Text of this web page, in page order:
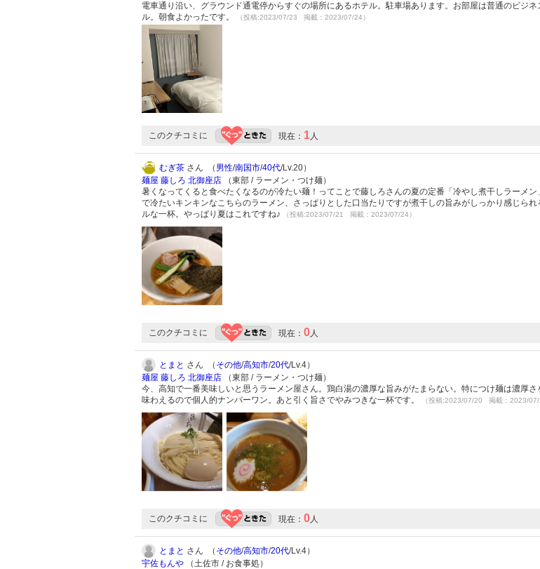
電車通り沿い、グラウンド通電停からすぐの場所にあるホテル。駐車場あります。お部屋は普通のビジネ
ル。朝食よかったです。
（投稿:2023/07/23 掲載：2023/07/24）
このクチコミに 現在： 1人
むぎ茶 さん （ 男性/南国市/40代/Lv.20）
麺屋 藤しろ 北御座店 （東部 / ラーメン・つけ麺）
暑くなってくると食べたくなるのが冷たい麺！ってことで藤しろさんの夏の定番「冷やし煮干しラーメン
で冷たいキンキンなこちらのラーメン、さっぱりとした口当たりですが煮干しの旨みがしっかり感じられ
ルな一杯。やっぱり夏はこれですね♪
（投稿:2023/07/21 掲載：2023/07/24）
このクチコミに 現在： 0人
とまと さん （ その他/高知市/20代/Lv.4）
麺屋 藤しろ 北御座店 （東部 / ラーメン・つけ麺）
今、高知で一番美味しいと思うラーメン屋さん。鶏白湯の濃厚な旨みがたまらない。特につけ麺は濃厚さ
味わえるので個人的ナンバーワン。あと引く旨さでやみつきな一杯です。
（投稿:2023/07/20 掲載：2023/07/
このクチコミに 現在： 0人
とまと さん （ その他/高知市/20代/Lv.4）
宇佐もんや （土佐市 / お食事処）